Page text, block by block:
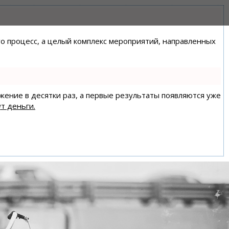
процесс, а целый комплекс мероприятий, направленных
в десятки раз, а первые результаты появляются уже
деньги.